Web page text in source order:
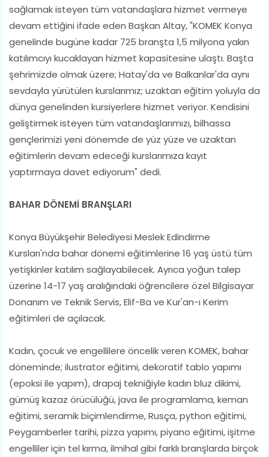
sağlamak isteyen tüm vatandaşlara hizmet vermeye
devam ettiğini ifade eden Başkan Altay, "KOMEK Konya
genelinde bugüne kadar 725 branşta 1,5 milyona yakın
katılımcıyı kucaklayan hizmet kapasitesine ulaştı. Başta
şehrimizde olmak üzere; Hatay'da ve Balkanlar'da aynı
sevdayla yürütülen kurslarımız; uzaktan eğitim yoluyla da
dünya genelinden kursiyerlere hizmet veriyor. Kendisini
geliştirmek isteyen tüm vatandaşlarımızı, bilhassa
gençlerimizi yeni dönemde de yüz yüze ve uzaktan
eğitimlerin devam edeceği kurslarımıza kayıt
yaptırmaya davet ediyorum" dedi.
BAHAR DÖNEMİ BRANŞLARI
Konya Büyükşehir Belediyesi Meslek Edindirme
Kursları'nda bahar dönemi eğitimlerine 16 yaş üstü tüm
yetişkinler katılım sağlayabilecek. Ayrıca yoğun talep
üzerine 14-17 yaş aralığındaki öğrencilere özel Bilgisayar
Donanım ve Teknik Servis, Elif-Ba ve Kur'an-ı Kerim
eğitimleri de açılacak.
Kadın, çocuk ve engellilere öncelik veren KOMEK, bahar
döneminde; ilustrator eğitimi, dekoratif tablo yapımı
(epoksi ile yapım), drapaj tekniğiyle kadın bluz dikimi,
gümüş kazaz örücülüğü, java ile programlama, keman
eğitimi, seramik biçimlendirme, Rusça, python eğitimi,
Peygamberler tarihi, pizza yapımı, piyano eğitimi, işitme
engelliler için tel kırma, ilmihal gibi farklı branşlarda birçok